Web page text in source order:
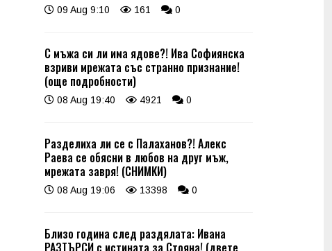
09 Aug 9:10 161 0
С мъжа си ли има ядове?! Ива Софиянска
взриви мрежата със странно признание!
(още подробности)
08 Aug 19:40 4921 0
Разделиха ли се с Палаханов?! Алекс
Раева се обясни в любов на друг мъж,
мрежата завря! (СНИМКИ)
08 Aug 19:06 13398 0
Близо година след раздялата: Ивана
РАЗТЪРСИ с истината за Стояна! (двете